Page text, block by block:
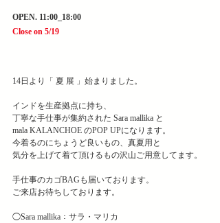
OPEN. 11:00_18:00
Close on 5/19
14日より「 夏 展 」﻿始まりました。
インドを生産拠点に持ち、﻿
丁寧な手仕事が集約された Sara mallika と ﻿
mala KALANCHOE のPOP UPになります。
今着るのにちょうど良いもの、真夏用と
気分を上げて着て頂けるもの沢山ご用意してます。
手仕事のカゴBAGも届いております。﻿
ご来店お待ちしております。﻿
◯Sara mallika：サラ・マリカ﻿